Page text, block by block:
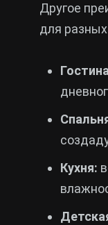
Другое
для
Кухня: